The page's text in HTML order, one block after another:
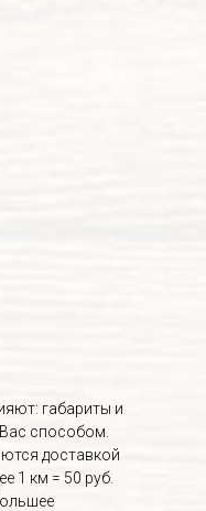
габариты и
способом.
доставкой
1 км = 50 руб.